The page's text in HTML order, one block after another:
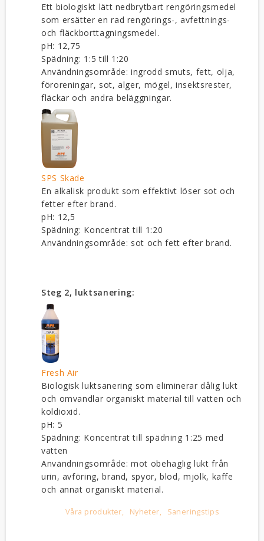
Ett biologiskt lätt nedbrytbart rengöringsmedel
som ersätter en rad rengörings-, avfettnings-
och fläckborttagningsmedel.
pH: 12,75
Spädning: 1:5 till 1:20
Användningsområde: ingrodd smuts, fett, olja,
föroreningar, sot, alger, mögel, insektsrester,
fläckar och andra beläggningar.
SPS Skade
En alkalisk produkt som effektivt löser sot och
fetter efter brand.
pH: 12,5
Spädning: Koncentrat till 1:20
Användningsområde: sot och fett efter brand.
Steg 2, luktsanering:
Fresh Air
Biologisk luktsanering som eliminerar dålig lukt
och omvandlar organiskt material till vatten och
koldioxid.
pH: 5
Spädning: Koncentrat till spädning 1:25 med
vatten
Användningsområde: mot obehaglig lukt från
urin, avföring, brand, spyor, blod, mjölk, kaffe
och annat organiskt material.
Våra produkter Nyheter Saneringstips